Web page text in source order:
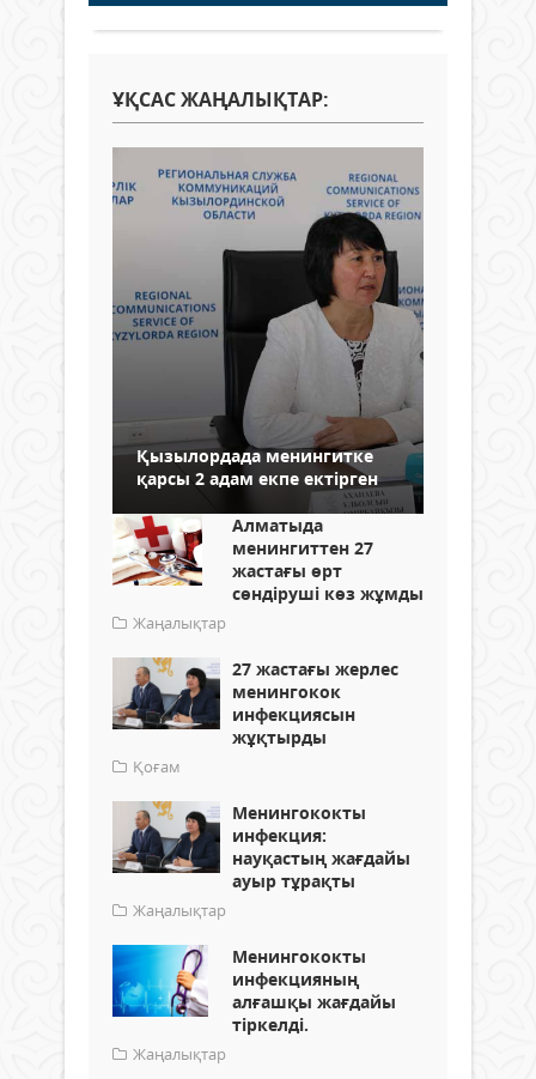
ҰҚСАС ЖАҢАЛЫҚТАР:
Қызылордада менингитке
қарсы 2 адам екпе ектірген
Алматыда
менингиттен 27
жастағы өрт
сөндіруші көз жұмды
Жаңалықтар
27 жастағы жерлес
менингокок
инфекциясын
жұқтырды
Қоғам
Менингококты
инфекция:
науқастың жағдайы
ауыр тұрақты
Жаңалықтар
Менингококты
инфекцияның
алғашқы жағдайы
тіркелді.
Жаңалықтар